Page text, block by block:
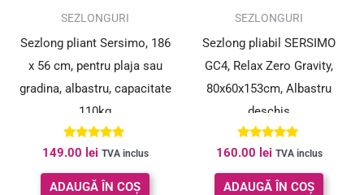
SEZLONGURI
Sezlong pliant Sersimo, 186
x 56 cm, pentru plaja sau
gradina, albastru, capacitate
110kg
Evaluat la
4.80
din 5
149.00 lei TVA inclus
ADAUGĂ ÎN COȘ
SEZLONGURI
Sezlong pliabil SERSIMO
GC4, Relax Zero Gravity,
80x60x153cm, Albastru
deschis
Evaluat la
5.00
din 5
160.00 lei TVA inclus
ADAUGĂ ÎN COȘ